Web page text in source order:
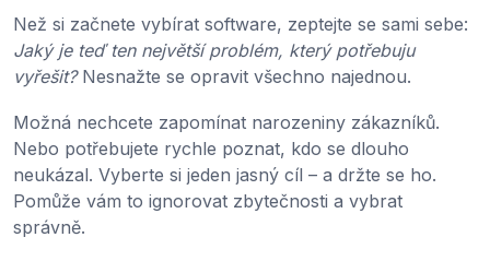
Než si začnete vybírat software, zeptejte se sami sebe:
Jaký je teď ten největší problém, který potřebuju
vyřešit?Nesnažte se opravit všechno najednou.
Možná nechcete zapomínat narozeniny zákazníků.
Nebo potřebujete rychle poznat, kdo se dlouho
neukázal. Vyberte si jeden jasný cíl – a držte se ho.
Pomůže vám to ignorovat zbytečnosti a vybrat
správně.